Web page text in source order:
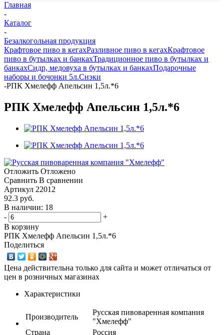
Главная
-
Каталог
-
Безалкогольная продукция
Крафтовое пиво в кегахРазливное пиво в кегахКрафтовое
пиво в бутылках и банкахТрадиционное пиво в бутылках и
банкахСидр, медовуха в бутылках и банкахПодарочные
наборы и бочонки 5л.Снэки
-РПК Хмелефф Апельсин 1,5л.*6
РПК Хмелефф Апельсин 1,5л.*6
Отложить Отложено
Сравнить В сравнении
Артикул 22012
92.3 руб.
В наличии: 18
-
+
В корзину
РПК Хмелефф Апельсин 1,5л.*6
Поделиться
Цена действительна только для сайта и может отличаться от
цен в розничных магазинах
Характеристики
Производитель
Русская пивоваренная компания
"Хмелефф"
Страна
Россия